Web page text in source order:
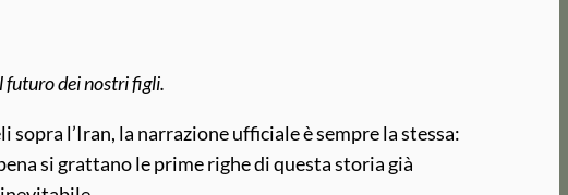
futuro dei nostri figli.
l’Iran, la narrazione ufficiale è sempre la stessa:
si grattano le prime righe di questa storia già